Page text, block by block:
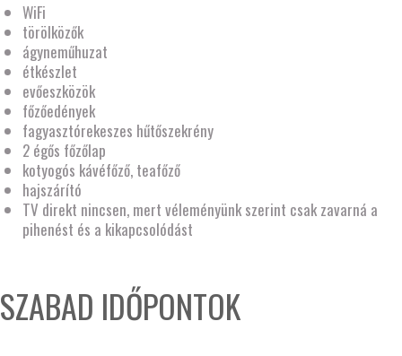
WiFi
törölközők
ágyneműhuzat
étkészlet
evőeszközök
főzőedények
fagyasztórekeszes hűtőszekrény
2 égős főzőlap
kotyogós kávéfőző, teafőző
hajszárító
TV direkt nincsen, mert véleményünk szerint csak zavarná a
pihenést és a kikapcsolódást
SZABAD IDŐPONTOK